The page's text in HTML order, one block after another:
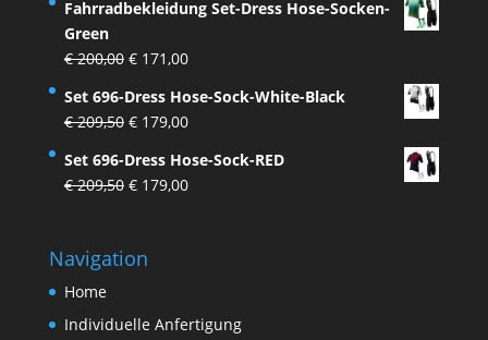
war:
ist:
Fahrradbekleidung Set-Dress Hose-Socken-
Green
€200,00 Ursprünglicher
war:
€ 200,00
€171,00Aktueller
ist:
€ 171,00.
Set 696-Dress Hose-Sock-White-Black
€209,50 Ursprünglicher
war:
€ 209,50
€179,00Aktueller
ist:
€ 179,00.
Set 696-Dress Hose-Sock-RED
€209,50 Ursprünglicher
€ 209,50
€179,00Aktueller
Navigation
Home
Individuelle Anfertigung